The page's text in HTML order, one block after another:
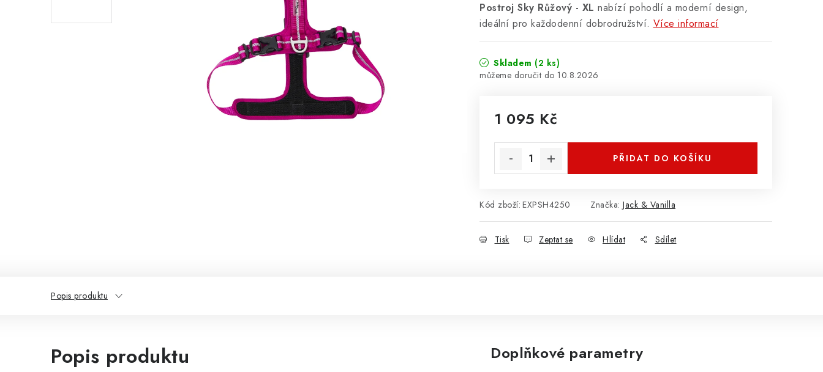
Postroj Sky Růžový - XL nabízí pohodlí a moderní design,
ideální pro každodenní dobrodružství. Více informací
Skladem (2 ks)
10.8.2026
1 095 Kč
PŘIDAT DO KOŠÍKU
Kód zboží: EXPSH4250 Značka: Jack & Vanilla
Tisk Zeptat se Hlídat Sdílet
Popis produktu
Popis produktu Doplňkové parametry